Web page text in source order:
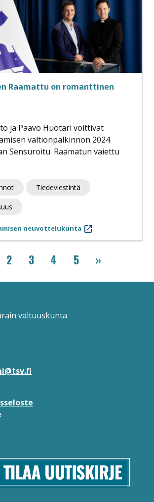
Raamattu on romanttinen
ja Paavo Huotari voittivat
valtionpalkinnon 2024
Sensuroitu. Raamatun vaiettu
Tiedeviestintä
neuvottelukunta
2 3 4 5 »››
valtuuskunta